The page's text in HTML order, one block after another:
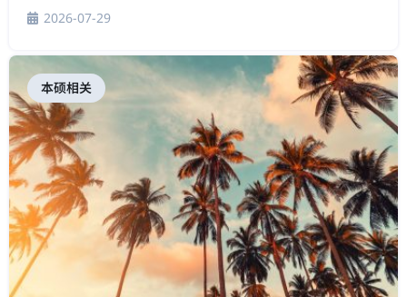
2026-07-29
本硕相关